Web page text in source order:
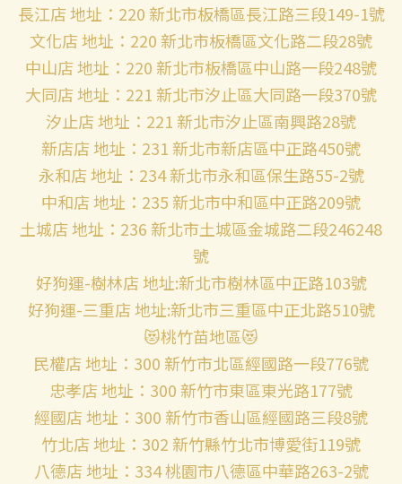
長江店 地址：220 新北市板橋區長江路三段149-1號
文化店 地址：220 新北市板橋區文化路二段28號
中山店 地址：220 新北市板橋區中山路一段248號
大同店 地址：221 新北市汐止區大同路一段370號
汐止店 地址：221 新北市汐止區南興路28號
新店店 地址：231 新北市新店區中正路450號
永和店 地址：234 新北市永和區保生路55-2號
中和店 地址：235 新北市中和區中正路209號
土城店 地址：236 新北市土城區金城路二段246248
號
好狗運-樹林店 地址:新北市樹林區中正路103號
好狗運-三重店 地址:新北市三重區中正北路510號
😻桃竹苗地區😻
民權店 地址：300 新竹市北區經國路一段776號
忠孝店 地址：300 新竹市東區東光路177號
經國店 地址：300 新竹市香山區經國路三段8號
竹北店 地址：302 新竹縣竹北市博愛街119號
八德店 地址：334 桃園市八德區中華路263-2號